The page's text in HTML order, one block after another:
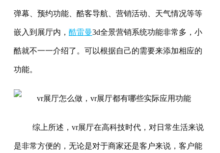
弹幕、预约功能、酷客导航、营销活动、天气情况等等
嵌入到展厅内， 酷雷曼3d全景营销系统功能非常多，小
酷就不一一介绍了。可以根据自己的需要来添加相应的
功能。
综上所述，vr展厅在高科技时代，对日常生活来说
是非常方便的，无论是对于商家还是客户来说，客户能